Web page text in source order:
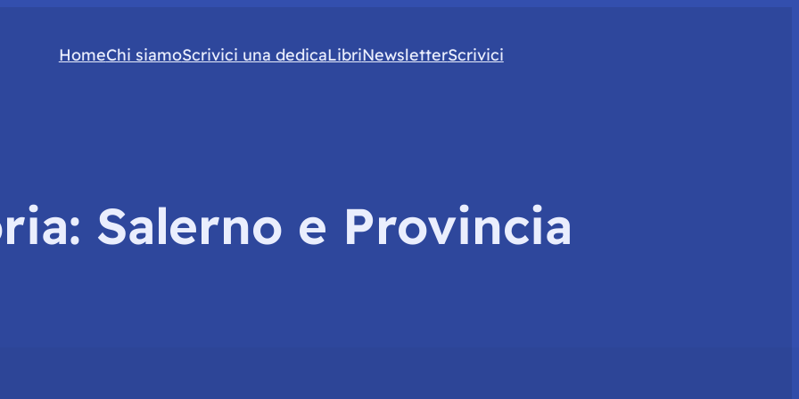
HomeChi siamoScrivici una dedicaLibriNewsletterScrivici
Salerno e Provincia